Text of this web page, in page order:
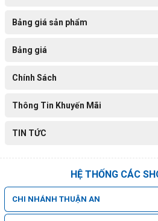
Bảng giá sản phẩm
Bảng giá
Chính Sách
Thông Tin Khuyến Mãi
TIN TỨC
HỆ THỐNG CÁC
CHI NHÁNH THUẬN AN